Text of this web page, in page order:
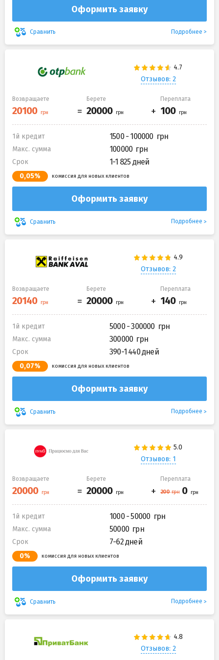
Оформить заявку
Сравнить Подробнее
Отзывов: 2
Возвращаете Берете Переплата
1й кредит 1500 - 100000
Макс. сумма 100000
Срок 1-1 825 дней
0,05% комиссия для новых клиентов
Оформить заявку
Сравнить Подробнее
Отзывов: 2
Возвращаете Берете Переплата
1й кредит 5000 - 300000
Макс. сумма 300000
Срок 390-1 440 дней
0,07% комиссия для новых клиентов
Оформить заявку
Сравнить Подробнее
Отзывов: 1
Возвращаете Берете Переплата
1й кредит 1000 - 50000
Макс. сумма 50000
Срок 7-62 дней
0% комиссия для новых клиентов
Оформить заявку
Сравнить Подробнее
Отзывов: 2